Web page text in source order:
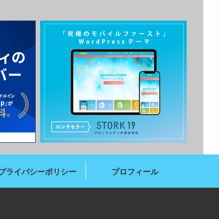
ライバシーポリシー プロフィール